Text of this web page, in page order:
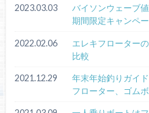
2023.03.03
バイソンウェーブ
期間限定キャンペ
2022.02.06
エレキフローター
比較
2021.12.29
年末年始釣りガイ
フローター、ゴム